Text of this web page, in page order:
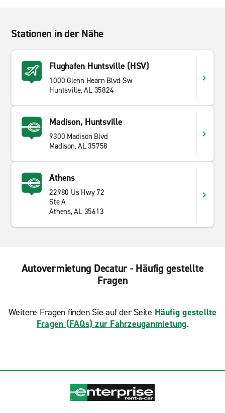
Stationen in der Nähe
Flughafen Huntsville (HSV)
1000 Glenn Hearn Blvd Sw
Huntsville, AL 35824
Madison, Huntsville
9300 Madison Blvd
Madison, AL 35758
Athens
22980 Us Hwy 72
Ste A
Athens, AL 35613
Autovermietung Decatur - Häufig gestellte
Fragen
Weitere Fragen finden Sie auf der Seite Häufig gestellte
Fragen (FAQs) zur Fahrzeuganmietung.